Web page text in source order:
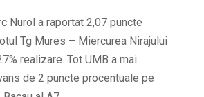
Nurol a raportat 2,07 puncte
Tg Mures – Miercurea Nirajului
realizare. Tot UMB a mai
de 2 puncte procentuale pe